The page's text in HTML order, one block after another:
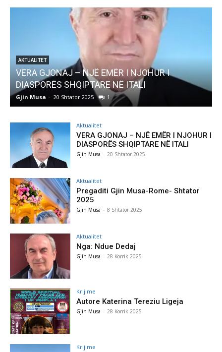
I NJOHUR I
NË ITALI
AKTUALITET
Pregaditi Gjin Musa-Rome-
Gjin Musa
Aktualitet
VERA GJONAJ – NJË EMËR I NJOHUR I
DIASPORËS SHQIPTARE NË ITALI
Gjin Musa - 20 Shtator 2025
Aktualitet
Pregaditi Gjin Musa-Rome- Shtator
2025
Gjin Musa - 8 Shtator 2025
Aktualitet
Nga: Ndue Dedaj
Gjin Musa - 28 Korrik 2025
Krijime
Autore Katerina Tereziu Ligeja
Gjin Musa - 28 Korrik 2025
Krijime